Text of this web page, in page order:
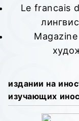
Le francais
издании на
изучающих